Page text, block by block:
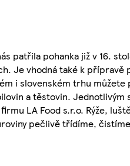
patřila pohanka již v 16.
Je vhodná také k přípravě
i slovenském trhu
a těstovin.
LA Food s.r.o. Rýže,
pečlivě třídíme,